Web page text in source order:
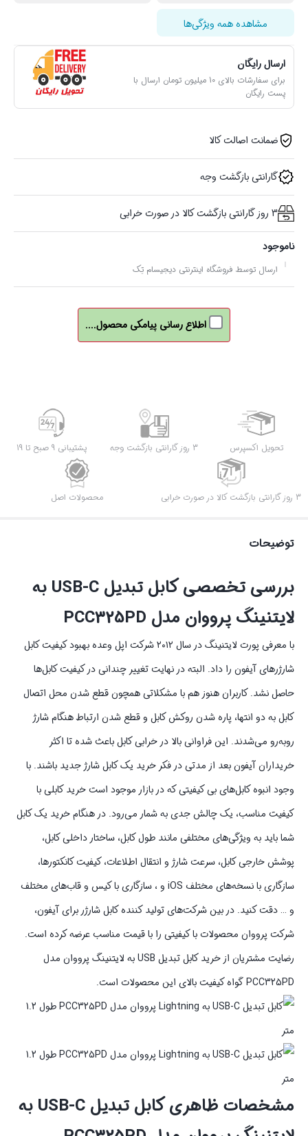
مشاهده همه ویژگی‌ها
ارسال رایگان
برای سفارشات بالای 10 میلیون تومان ارسال با
پست رایگان
ضمانت اصالت کالا
گارانتی بازگشت وجه
3 روز گارانتی بازگشت کالا در صورت خرابی
ناموجود
ارسال توسط فروشگاه اینترنتی دیجیسام تِک
اطلاع رسانی پیامکی محصول....
تحویل اکسپرس 3 روز گارانتی بازگشت وجه پشتیبانی 9 صبح تا 19
3 روز گارانتی بازگشت کالا در صورت خرابی محصولات اصل
توضیحات
بررسی تخصصی کابل تبدیل USB-C به
لایتنینگ پرووان مدل PCC325PD
با معرفی پورت لایتنینگ در سال ۲۰۱۲ شرکت اپل وعده بهبود کیفیت کابل
شارژ‌رهای آیفون را داد. البته در نهایت تغییر چندانی در کیفیت کابل‌ها
حاصل نشد. کاربران هنوز هم با مشکلاتی همچون قطع شدن محل اتصال
کابل به دو انتها، پاره شدن روکش کابل و قطع شدن ارتباط هنگام شارژ
روبه‌رو می‌شدند. این فراوانی بالا در خرابی کابل باعث شده تا اکثر
خریداران آیفون بعد از مدتی در فکر خرید یک کابل شارژ جدید باشند. با
وجود انبوه کابل‌های بی کیفیتی که در بازار موجود است خرید کابلی با
کیفیت مناسب، یک چالش جدی به شمار می‌رود. در هنگام خرید یک کابل
شما باید به ویژگی‌های مختلفی مانند طول کابل، ساختار داخلی کابل،
پوشش خارجی کابل، سرعت شارژ و انتقال اطلاعات، کیفیت کانکتورها،
سازگاری با نسخه‌های مختلف iOS و ، سازگاری با کیس و قاب‌های مختلف
و … دقت کنید. در بین شرکت‌های تولید کننده کابل شارژر برای آیفون،
شرکت پرووان محصولات با کیفیتی را با قیمت مناسب عرضه کرده است.
رضایت مشتریان از خرید کابل تبدیل USB به لایتنینگ پرووان مدل
PCC325PD گواه کیفیت بالای این محصولات است.
مشخصات ظاهری کابل تبدیل USB-C به